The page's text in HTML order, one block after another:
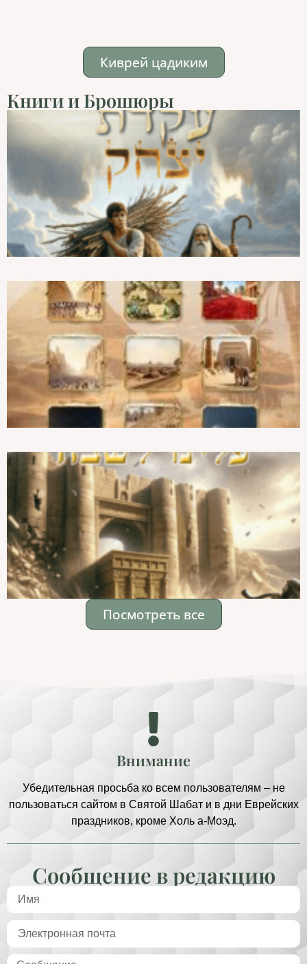
Киврей цадиким
Книги и Брошюры
Посмотреть все
Внимание
Убедительная просьба ко всем пользователям – не
пользоваться сайтом в Святой Шабат и в дни Еврейских
праздников, кроме Холь а-Моэд.
Сообщение в редакцию